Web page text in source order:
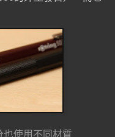
也使用不同材質